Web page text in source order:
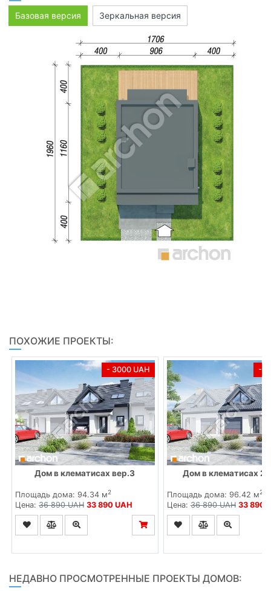
Базовая версия Зеркальная версия
ПОХОЖИЕ ПРОЕКТЫ:
- 3000 UAH
Дом в клематисах вер.3
Площадь дома: 94.34 м2
Цена: 36 890 UAH 33 890 UAH
-
Дом в клематисах 2
Площадь дома: 96.42 м2
Цена:36 890 UAH 33 890
НЕДАВНО ПРОСМОТРЕННЫЕ ПРОЕКТЫ ДОМОВ: